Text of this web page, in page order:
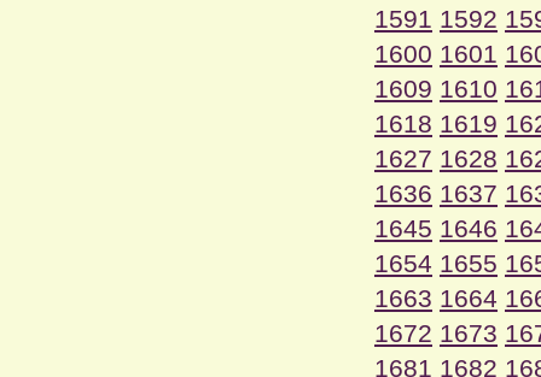
1591 1592
1600 1601
1609 1610
1618 1619
1627 1628
1636 1637
1645 1646
1654 1655
1663 1664
1672 1673
1681 1682